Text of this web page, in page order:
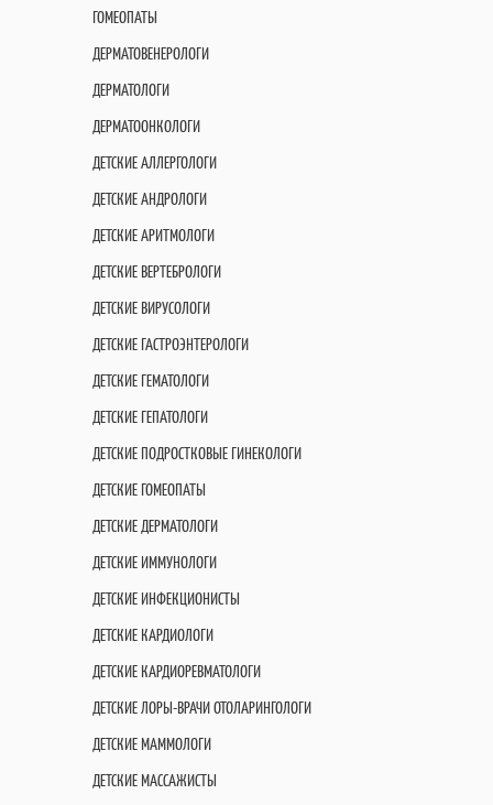
ГОМЕОПАТЫ
ДЕРМАТОВЕНЕРОЛОГИ
ДЕРМАТОЛОГИ
ДЕРМАТООНКОЛОГИ
ДЕТСКИЕ АЛЛЕРГОЛОГИ
ДЕТСКИЕ АНДРОЛОГИ
ДЕТСКИЕ АРИТМОЛОГИ
ДЕТСКИЕ ВЕРТЕБРОЛОГИ
ДЕТСКИЕ ВИРУСОЛОГИ
ДЕТСКИЕ ГАСТРОЭНТЕРОЛОГИ
ДЕТСКИЕ ГЕМАТОЛОГИ
ДЕТСКИЕ ГЕПАТОЛОГИ
ДЕТСКИЕ ПОДРОСТКОВЫЕ ГИНЕКОЛОГИ
ДЕТСКИЕ ГОМЕОПАТЫ
ДЕТСКИЕ ДЕРМАТОЛОГИ
ДЕТСКИЕ ИММУНОЛОГИ
ДЕТСКИЕ ИНФЕКЦИОНИСТЫ
ДЕТСКИЕ КАРДИОЛОГИ
ДЕТСКИЕ КАРДИОРЕВМАТОЛОГИ
ДЕТСКИЕ ЛОРЫ-ВРАЧИ ОТОЛАРИНГОЛОГИ
ДЕТСКИЕ МАММОЛОГИ
ДЕТСКИЕ МАССАЖИСТЫ